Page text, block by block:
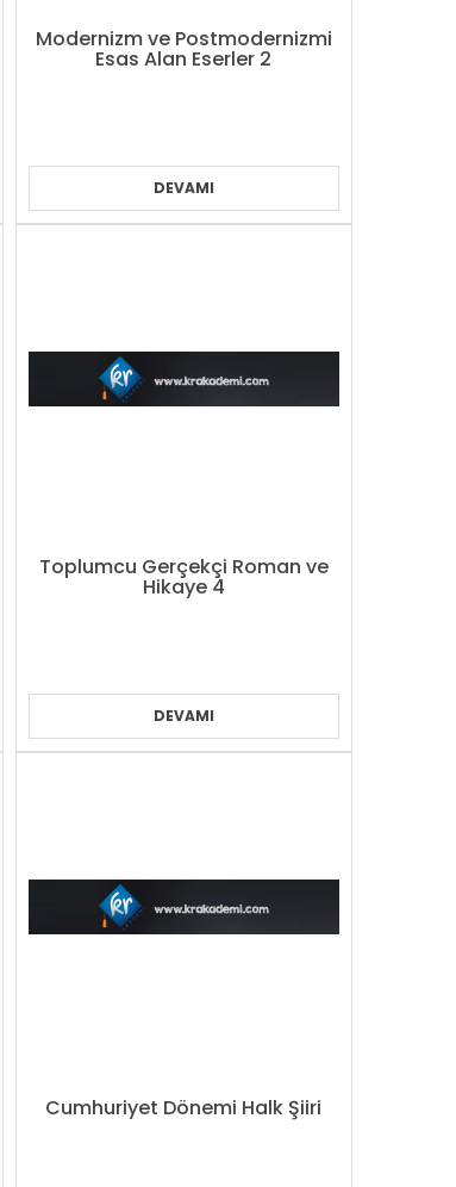
Modernizm ve Postmodernizmi
Esas Alan Eserler 2
DEVAMI
Toplumcu Gerçekçi Roman ve
Hikaye 4
DEVAMI
Cumhuriyet Dönemi Halk Şiiri